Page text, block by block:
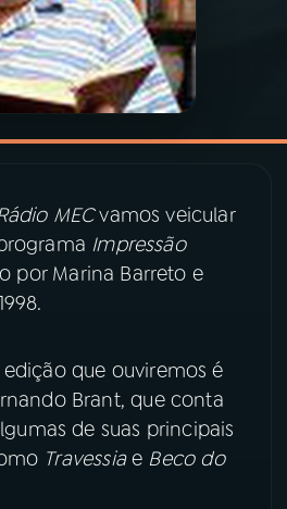
MECvamos veicular
Impressão
por Marina Barreto e
que ouviremos é
Brant, que conta
de suas principais
Travessiae Beco do